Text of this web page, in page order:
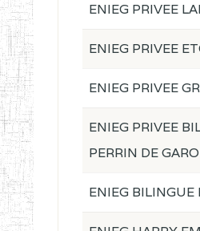
ENIEG PRIVEE
ENIEG PRIVEE
ENIEG PRIVEE
ENIEG PRIVEE
PERRIN DE
ENIEG BILINGUE